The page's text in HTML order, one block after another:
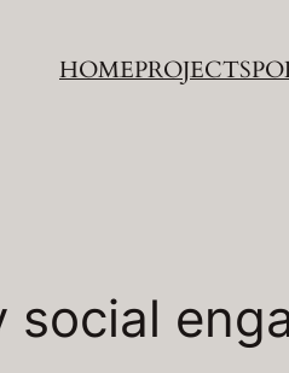
HOMEPROJECTS
social